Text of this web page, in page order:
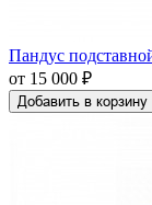
Пандус
от 15 000 ₽
Добавить в корзину